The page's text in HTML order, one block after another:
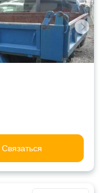
Связаться